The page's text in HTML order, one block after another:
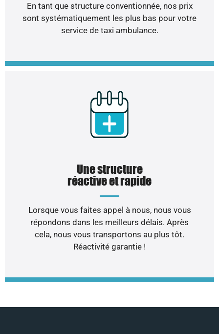
En tant que structure conventionnée, nos prix
sont systématiquement les plus bas pour votre
service de taxi ambulance.
Une structure
réactive et rapide
Lorsque vous faites appel à nous, nous vous
répondons dans les meilleurs délais. Après
cela, nous vous transportons au plus tôt.
Réactivité garantie !